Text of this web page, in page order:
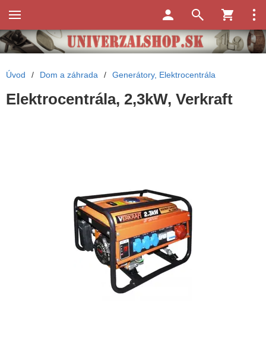
Úvod / Dom a záhrada / Generátory, Elektrocentrála
Elektrocentrála, 2,3kW, Verkraft